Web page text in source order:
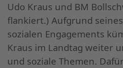
Udo Kraus und BM
flankiert.) Aufgrund
sozialen Engagements
Kraus im Landtag weiter
und soziale Themen.